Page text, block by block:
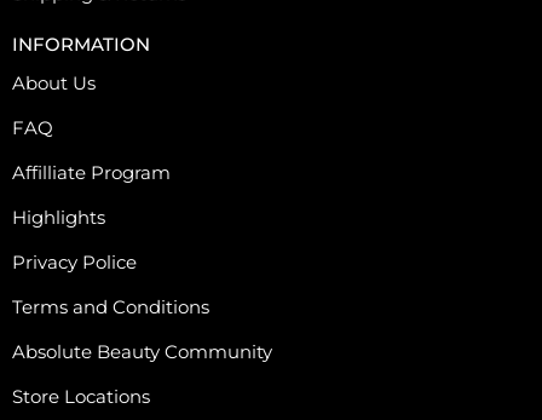
INFORMATION
About Us
FAQ
Affilliate Program
Highlights
Privacy Police
Terms and Conditions
Absolute Beauty Community
Store Locations